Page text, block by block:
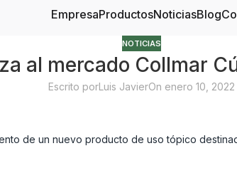
EmpresaProductosNoticiasBlog
NOTICIAS
al mercado Collmar
Escrito porLuis JavierOn enero 10, 2022
de un nuevo producto de uso tópico